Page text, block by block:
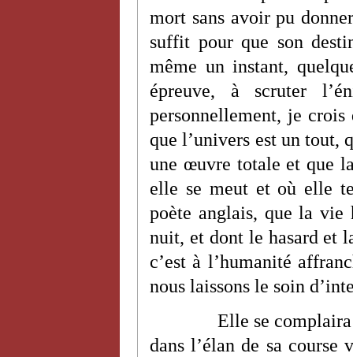
mort sans avoir pu
suffit pour que son
même un instant,
épreuve, à scruter
personnellement, je
que l’univers est un tout,
une œuvre totale et que
elle se meut et où elle
poète anglais, que la
nuit, et dont le hasard et
c’est à l’humanité
nous laissons le soin
Elle se
dans l’élan de sa